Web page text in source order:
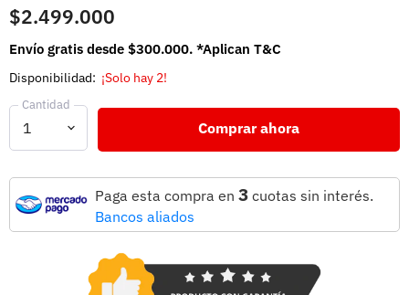
$2.499.000
Envío gratis desde $300.000. *Aplican T&C
Disponibilidad: ¡Solo hay 2!
Cantidad
Comprar ahora
Paga esta compra en 3 cuotas sin interés.
Bancos aliados